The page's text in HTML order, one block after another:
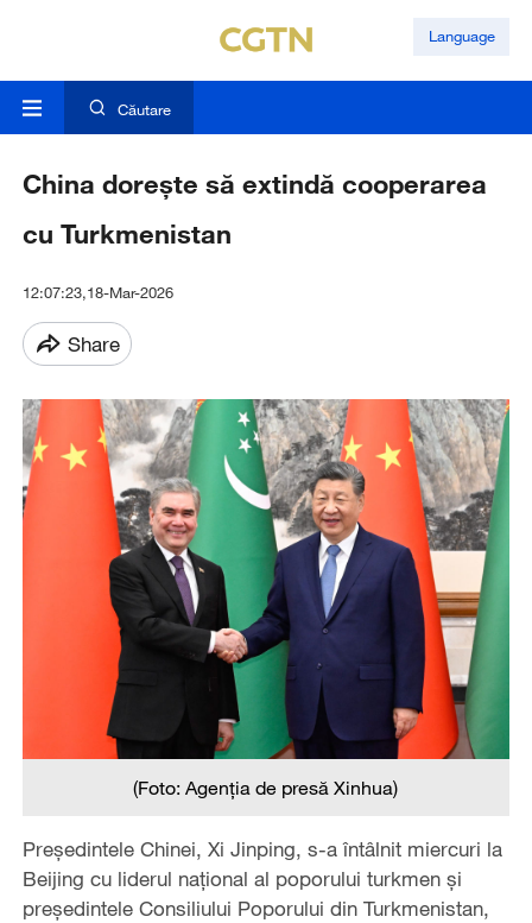
Language
Căutare
China dorește să extindă cooperarea
cu Turkmenistan
12:07:23,18-Mar-2026
Share
(Foto: Agenția de presă Xinhua)
Președintele Chinei, Xi Jinping, s-a întâlnit miercuri la
Beijing cu liderul național al poporului turkmen și
președintele Consiliului Poporului din Turkmenistan,